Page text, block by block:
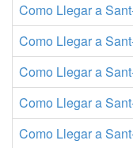
Como Llegar a
Como Llegar a
Como Llegar a
Como Llegar a
Como Llegar a